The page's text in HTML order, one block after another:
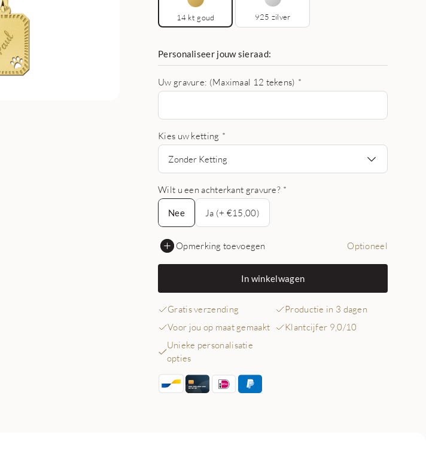
14 kt goud 925 zilver
Personaliseer jouw sieraad:
Uw gravure: (Maximaal 12 tekens) *
Kies uw ketting *
Zonder Ketting
Wilt u een achterkant gravure? *
Nee
Nee
Ja (+ €15,00)
Opmerking toevoegen Optioneel
In winkelwagen
Gratis verzending
Productie in 3 dagen
Voor jou op maat gemaakt
Klantcijfer 9,0/10
Unieke personalisatie
opties